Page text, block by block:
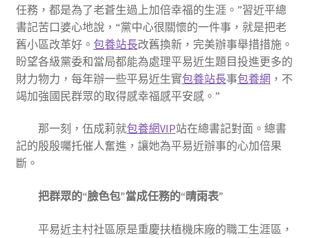
任務，都是為了老蒼生過上加倍幸福的生涯。”習近平總
書記苦口婆心地說，“黨中心很關懷的一件事，就是把老
舊小區改革好。 包養站長改舊換新，完美辦事舉措措施。
盼望各級黨委和當局都能為處理平易近生題目投進更多的
財力物力，每年辦一些平易近生實包養站長事包養網 ，不
竭加強國民群眾的取得感幸福感平安感。”
那一刻，伍成莉就包養網VIP站在總書記對面。總書
記的殷殷囑托催人奮進，讓她為平易近辦事的心加倍果
斷。
把群眾的“臉色包”當成任務的“晴雨表”
平易近主村社區原是重慶扶植機床廠的職工生涯區，